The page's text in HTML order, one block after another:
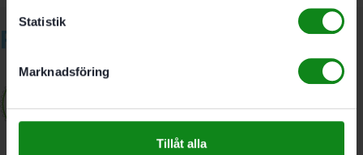
Statistik
Marknadsföring
Tillåt alla
Relaterade produkter